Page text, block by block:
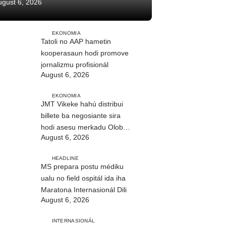
6, 2026
EKONOMIA
Tatoli no AAP hametin
kooperasaun hodi promove
jornalizmu profisionál
August 6, 2026
EKONOMIA
JMT Vikeke hahú distribui
billete ba negosiante sira
hodi asesu merkadu Olobai
August 6, 2026
HEADLINE
MS prepara postu médiku
ualu no field ospitál ida iha
Maratona Internasionál Dili
August 6, 2026
INTERNASIONÁL